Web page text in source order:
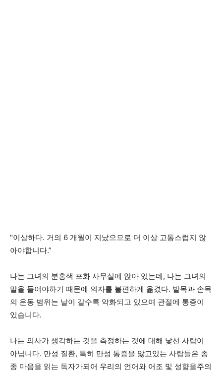
"이상하다. 거의 6 개월이 지났으므로 더 이상 고통스럽지 않
아야합니다.”
나는 그녀의 분홍색 포화 사무실에 앉아 있는데, 나는 그녀의
말을 들어야하기 때문에 의자를 불편하게 옮겼다. 발목과 손목
의 운동 범위는 날이 갈수록 악화되고 있으며 관절에 통증이
있습니다.
나는 의사가 생각하는 것을 측정하는 것에 대해 낯선 사람이
아닙니다. 만성 질환, 특히 만성 통증을 앓고있는 사람들은 종
종 마음을 읽는 독자가되어 우리의 언어와 어조 및 성향을주의